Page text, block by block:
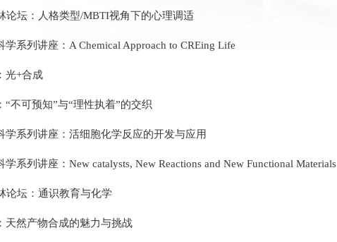
论坛：人格类型/MBTI视角下的心理调适
学系列讲座：A Chemical Approach to CREing Life
光+合成
“不可预知”与“理性执着”的交织
学系列讲座：活细胞化学反应的开发与应用
学系列讲座：New catalysts, New Reactions and New Functional Materials
论坛：通识教育与化学
天然产物合成的魅力与挑战